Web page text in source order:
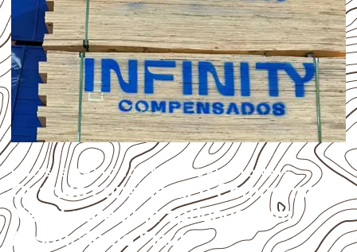
USOS E APLICAÇÕES PROFISSIONAIS
Quando considerar o Compensado
Naval para uma aplicação em
Assunção do Piauí?